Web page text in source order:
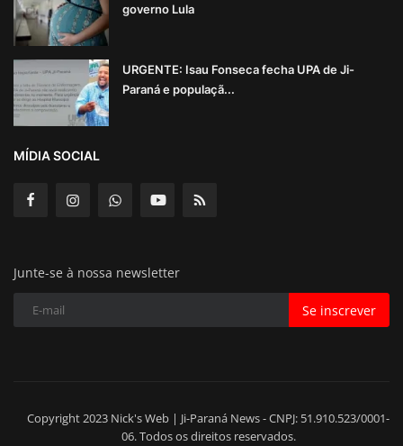
governo Lula
URGENTE: Isau Fonseca fecha UPA de Ji-
Paraná e populaçã...
MÍDIA SOCIAL
Junte-se à nossa newsletter
Se inscrever
Copyright 2023 Nick's Web | Ji-Paraná News - CNPJ: 51.910.523/0001-
06. Todos os direitos reservados.